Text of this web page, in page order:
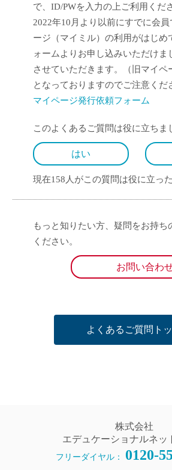
で、ID/PWを入力の上ご利用くだ
2022年10月より以前にすでに会
ージ（マイミル）の利用がはじめ
ォームよりお申し込みいただけま
させていただきます。（旧マイペ
となっておりますのでご注意くだ
マイページ発行依頼フォーム
このよくあるご質問は役に立ちま
はい
現在158人がこの質問は役に立っ
もっと知りたい方、疑問をお持ち
ください。
お問い合わ
よくあるご質問ト
株式会社
エデュケーショナルネッ
フリーダイヤル： 0120-